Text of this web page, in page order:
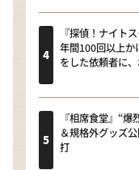
『探偵！ナイト
年間100回以上か
をした依頼者に
『相席食堂』“
＆規格外グッズ
打